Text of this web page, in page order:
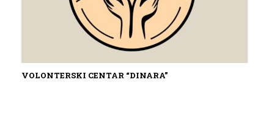
VOLONTERSKI CENTAR “DINARA”